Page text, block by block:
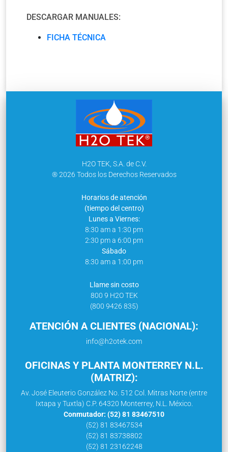
DESCARGAR MANUALES:
FICHA TÉCNICA
H2O TEK, S.A. de C.V.
® 2026 Todos los Derechos Reservados
Horarios de atención
(tiempo del centro)
Lunes a Viernes:
8:30 am a 1:30 pm
2:30 pm a 6:00 pm
Sábado
8:30 am a 1:00 pm
Llame sin costo
800 9 H2O TEK
(800 9426 835)
ATENCIÓN A CLIENTES (NACIONAL):
info@h2otek.com
OFICINAS Y PLANTA MONTERREY N.L.
(MATRIZ):
Av. José Eleuterio González No. 512 Col. Mitras Norte (entre
Ixtapa y Tuxtla) C.P. 64320 Monterrey, N.L. México.
Conmutador: (52) 81 83467510
(52) 81 83467534
(52) 81 83738802
(52) 81 23162248